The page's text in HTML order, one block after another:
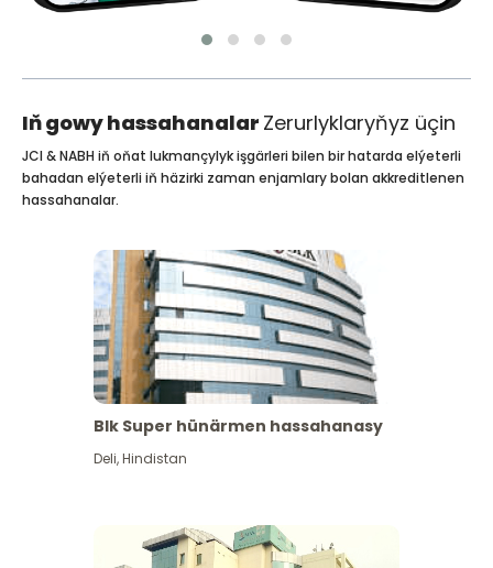
Iň gowy hassahanalar Zerurlyklaryňyz üçin
JCI & NABH iň oňat lukmançylyk işgärleri bilen bir hatarda elýeterli
bahadan elýeterli iň häzirki zaman enjamlary bolan akkreditlenen
hassahanalar.
Blk Super hünärmen hassahanasy
Deli,Hindistan